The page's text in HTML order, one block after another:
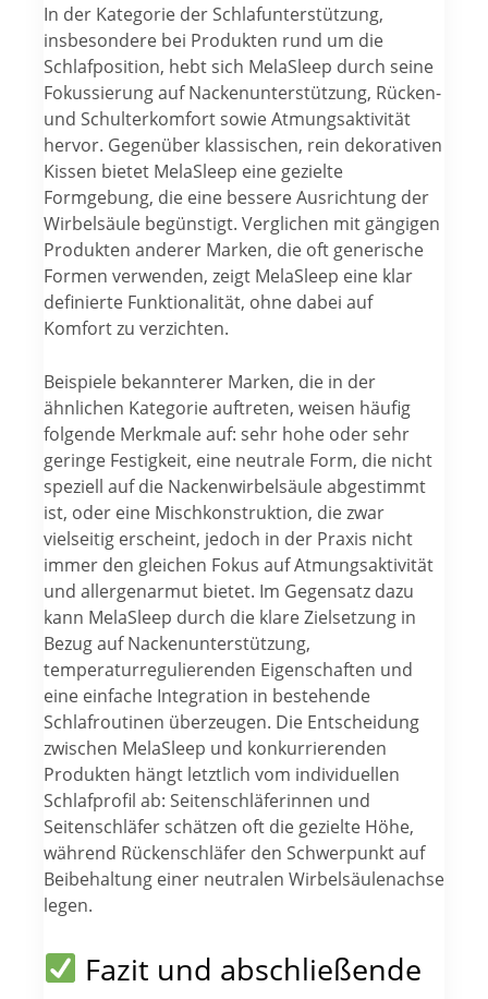
In der Kategorie der Schlafunterstützung,
insbesondere bei Produkten rund um die
Schlafposition, hebt sich MelaSleep durch seine
Fokussierung auf Nackenunterstützung, Rücken-
und Schulterkomfort sowie Atmungsaktivität
hervor. Gegenüber klassischen, rein dekorativen
Kissen bietet MelaSleep eine gezielte
Formgebung, die eine bessere Ausrichtung der
Wirbelsäule begünstigt. Verglichen mit gängigen
Produkten anderer Marken, die oft generische
Formen verwenden, zeigt MelaSleep eine klar
definierte Funktionalität, ohne dabei auf
Komfort zu verzichten.
Beispiele bekannterer Marken, die in der
ähnlichen Kategorie auftreten, weisen häufig
folgende Merkmale auf: sehr hohe oder sehr
geringe Festigkeit, eine neutrale Form, die nicht
speziell auf die Nackenwirbelsäule abgestimmt
ist, oder eine Mischkonstruktion, die zwar
vielseitig erscheint, jedoch in der Praxis nicht
immer den gleichen Fokus auf Atmungsaktivität
und allergenarmut bietet. Im Gegensatz dazu
kann MelaSleep durch die klare Zielsetzung in
Bezug auf Nackenunterstützung,
temperaturregulierenden Eigenschaften und
eine einfache Integration in bestehende
Schlafroutinen überzeugen. Die Entscheidung
zwischen MelaSleep und konkurrierenden
Produkten hängt letztlich vom individuellen
Schlafprofil ab: Seitenschläferinnen und
Seitenschläfer schätzen oft die gezielte Höhe,
während Rückenschläfer den Schwerpunkt auf
Beibehaltung einer neutralen Wirbelsäulenachse
legen.
Fazit und abschließende